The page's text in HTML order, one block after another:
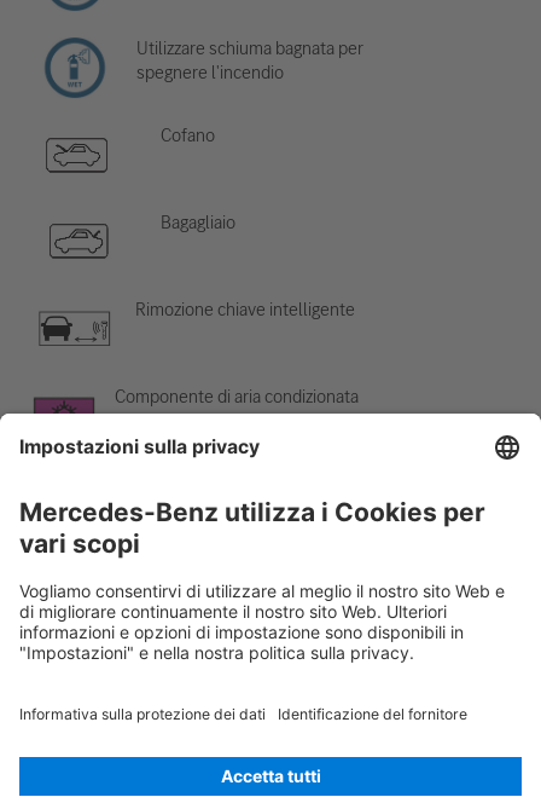
Utilizzare schiuma bagnata per
spegnere l'incendio
Cofano
Bagagliaio
Rimozione chiave intelligente
Componente di aria condizionata
223.131
© 2026Mercedes-Benz AG